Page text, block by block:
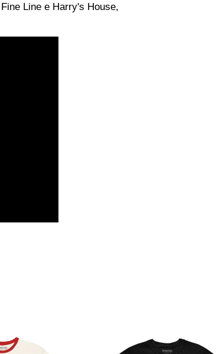
Line e Harry's House,